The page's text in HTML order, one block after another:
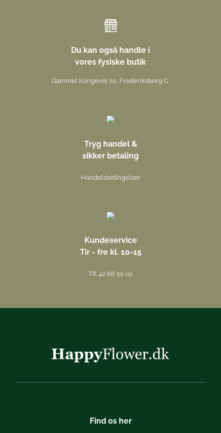
Du kan også handle i
vores fysiske butik
Gammel Kongevej 70, Frederiksberg C.
Tryg handel &
sikker betaling
Handelsbetingelser
Kundeservice
Tir - fre kl. 10-15
Tlf: 42 66 50 02
Find os her